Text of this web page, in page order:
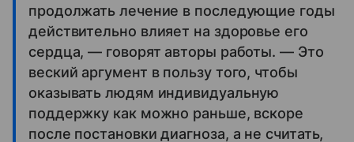
продолжать лечение в последующие годы
действительно влияет на здоровье его
сердца, — говорят авторы работы. — Это
веский аргумент в пользу того, чтобы
оказывать людям индивидуальную
поддержку как можно раньше, вскоре
после постановки диагноза, а не считать,